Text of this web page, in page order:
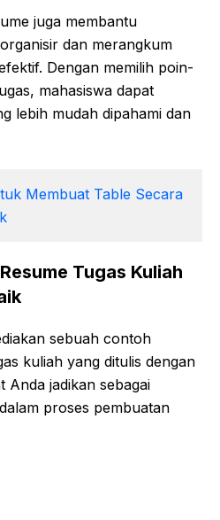
juga membantu
dan merangkum
Dengan memilih poin-
mahasiswa dapat
lebih mudah dipahami dan
Membuat Table Secara
Tugas Kuliah
sebuah contoh
kuliah yang ditulis dengan
Anda jadikan sebagai
proses pembuatan